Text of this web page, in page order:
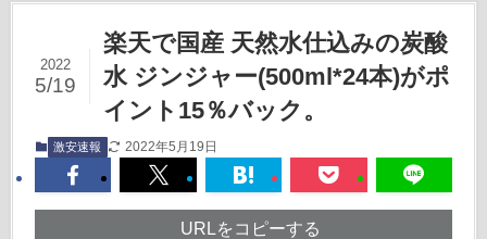
楽天で国産 天然水仕込みの炭酸
水 ジンジャー(500ml*24本)がポ
イント15％バック。
2022
5/19
激安速報 2022年5月19日
URLをコピーする